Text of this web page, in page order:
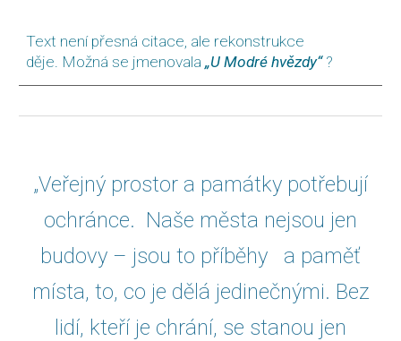
Text není přesná citace, ale rekonstrukce
děje Možná se jmenovala „U Modré hvězdy“ ?
„Veřejný prostor a památky potřebují
ochránce. Naše města nejsou jen
budovy – jsou to příběhy a paměť
místa, to, co je dělá jedinečnými. Bez
lidí, kteří je chrání, se stanou jen